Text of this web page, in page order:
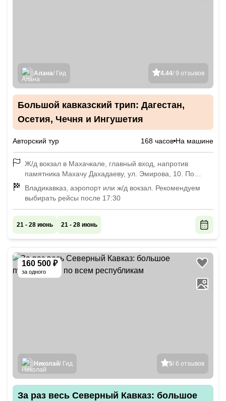
4.44/ 9 отзывов
Алана/ Гид
Большой кавказский трип: Дагестан,
Осетия, Чечня и Ингушетия
Авторский тур 168 часов На машине
Ж/д вокзал в Махачкале, главный вход, напротив
памятника Махачу Дахадаеву, ул. Эмирова, 10. По
воскресеньям — 11:00, сбор группы в аэропорту
Махачкалы — в 11:45. По средам — 14:15 сбор группы
на ж/д вокзале в Махачкале, в 13:45 сбор группы в
аэропорту Махачкалы.
Владикавказ, аэропорт или ж/д вокзал. Рекомендуем
выбирать рейсы после 17:30
21 - 28 июнь 21 - 28 июнь
160 500 ₽
за одного
5/ 6 отзывов
Николай/ Гид
За раз весь Северный Кавказ: большое